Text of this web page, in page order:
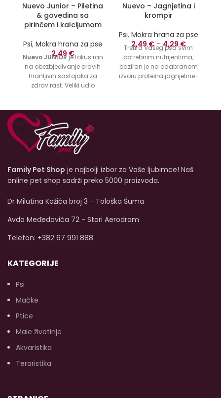
Nuevo Junior – Piletina
& govedina sa
pirinčem i kalcijumom
Psi, Mokra hrana za pse
2,49 €
Nuevo JUNIOR je fokusiran
na obezbjeđivanje pravih
hranljivih sastojaka za
zdrav rast. Veliki udio
visoke biološke vrijednosti.
nuevo Chicken and Beef
JUNIOR je uravnotežena
kompletna ishrana sa
pravilnim nivoom proteina,
vitamina. Formulisan je
da podrži imunitet i
Bez vještačkih boja, bez
aroma ili konzervansa od
početka!Dostupna
Nuevo – Jagnjetina i
krompir
Psi, Mokra hrana za pse
2,49€– 4,29 €
Tretira Vašeg psa svim
potrebnim nutrijentima,
baziran je na odabranom
izvoru proteina jagnjetine i
Family Pet Shop je najbolji izbor za Vaše ljubimce! Naš
online pet shop sadrži preko 5000 proizvoda.
Dr Milutina Kažića broj 3 - Tološka Šuma
Avda Međedovića 72 - Stari Aerodrom
Telefon: +382 67 991 888
KATEGORIJE
Psi
Mačke
Ptice
Male životinje
Akvaristika
Teraristika